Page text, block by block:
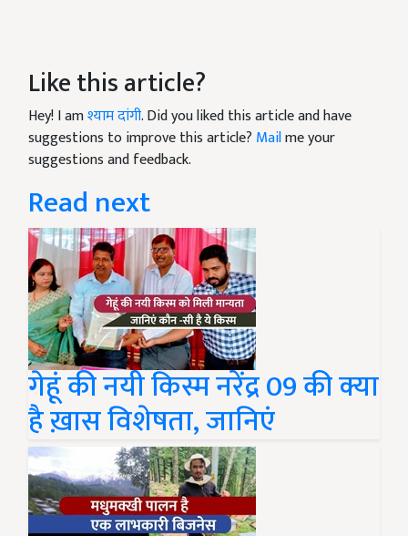
Like this article?
Hey! I amश्याम दांगी. Did you liked this article and have
suggestions to improve this article? Mailme your
suggestions and feedback.
Read next
गेहूं की नयी किस्म नरेंद्र 09 की क्या
है ख़ास विशेषता, जानिएं